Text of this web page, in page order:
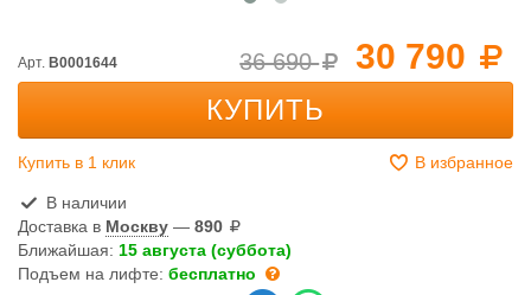
30 790
36 690
Арт. B0001644
КУПИТЬ
Купить в 1 клик В избранное
В наличии
Доставка в Москву — 890
Ближайшая: 15 августа (суббота)
Подъем на лифте: бесплатно